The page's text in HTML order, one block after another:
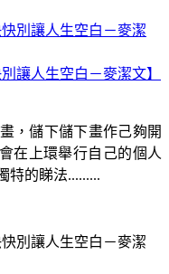
讓人生空白－麥潔文】
，儲下儲下畫作己夠開
在上環舉行自己的個人
特的睇法.........